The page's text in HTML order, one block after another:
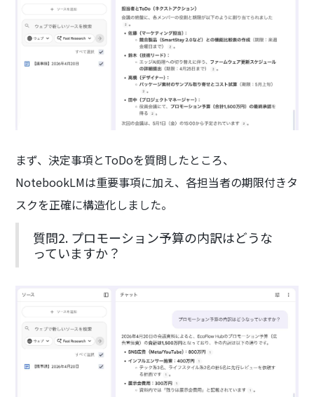
まず、決定事項とToDoを質問したところ、
NotebookLMは重要事項に加え、各担当者の期限付きタ
スクを正確に構造化しました。
質問2. プロモーション予算の内訳はどうな
っていますか？